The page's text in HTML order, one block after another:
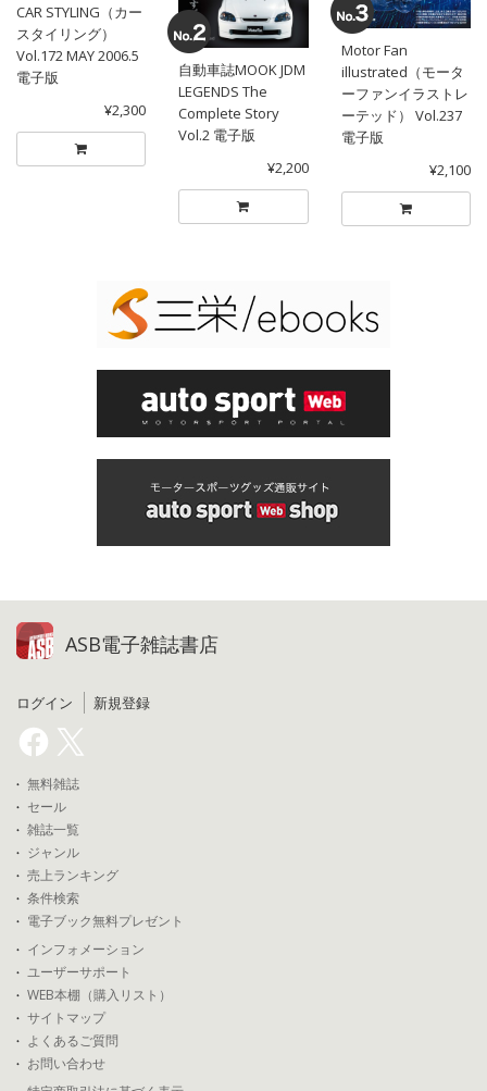
CAR STYLING（カー
スタイリング）
Vol.172 MAY 2006.5
電子版
¥2,300
自動車誌MOOK JDM
LEGENDS The
Complete Story
Vol.2 電子版
¥2,200
Motor Fan
illustrated（モータ
ーファンイラストレ
ーテッド） Vol.237
電子版
¥2,100
ASB電子雑誌書店
ログイン 新規登録
無料雑誌
セール
雑誌一覧
ジャンル
売上ランキング
条件検索
電子ブック無料プレゼント
インフォメーション
ユーザーサポート
WEB本棚（購入リスト）
サイトマップ
よくあるご質問
お問い合わせ